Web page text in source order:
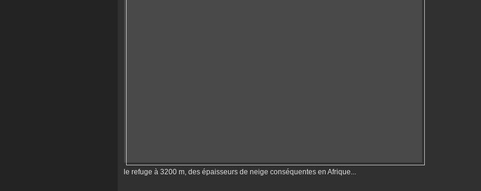
le refuge à 3200 m, des épaisseurs de neige conséquentes en Afrique...